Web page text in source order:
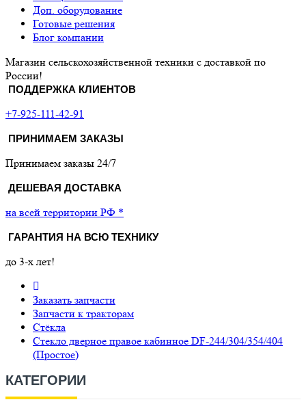
Доп. оборудование
Готовые решения
Блог компании
Магазин сельскохозяйственной техники с доставкой по
России!
ПОДДЕРЖКА КЛИЕНТОВ
+7-925-111-42-91
ПРИНИМАЕМ ЗАКАЗЫ
Принимаем заказы 24/7
ДЕШЕВАЯ ДОСТАВКА
на всей территории РФ *
ГАРАНТИЯ НА ВСЮ ТЕХНИКУ
до 3-х лет!
Заказать запчасти
Запчасти к тракторам
Стёкла
Стекло дверное правое кабинное DF-244/304/354/404
(Простое)
КАТЕГОРИИ